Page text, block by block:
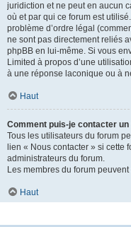
juridiction et ne peut en aucun
où et par qui ce forum est
problème d’ordre légal
ne sont pas directement reliés
phpBB en lui-même. Si vous
Limited à propos d’une
à une réponse laconique ou à
Haut
Comment puis-je contacter
Tous les utilisateurs du forum
lien « Nous contacter » si cette
administrateurs du forum.
Les membres du forum
Haut